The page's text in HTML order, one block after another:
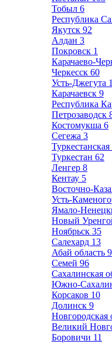
Тобыл 6
Республика
Якутск 92
Алдан 3
Покровск 1
Карачаево-
Черкесск 60
Усть-Джегута
Карачаевск 9
Республика
Петрозаводск
Костомукша 6
Сегежа 3
Туркестанская
Туркестан 62
Ленгер 8
Кентау 5
Восточно-
Усть-
Ямало-
Новый
Ноябрьск 35
Салехард 13
Абай область
Семей 96
Сахалинская
Южно-
Корсаков 10
Долинск 9
Новгородская
Великий
Боровичи 11